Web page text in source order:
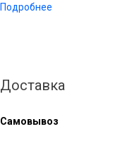
Подробнее
Доставка
Самовывоз